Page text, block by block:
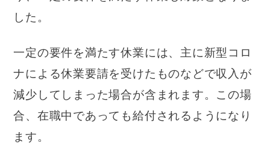
した。
一定の要件を満たす休業には、主に新型コロ
ナによる休業要請を受けたものなどで収入が
減少してしまった場合が含まれます。この場
合、在職中であっても給付されるようになり
ます。